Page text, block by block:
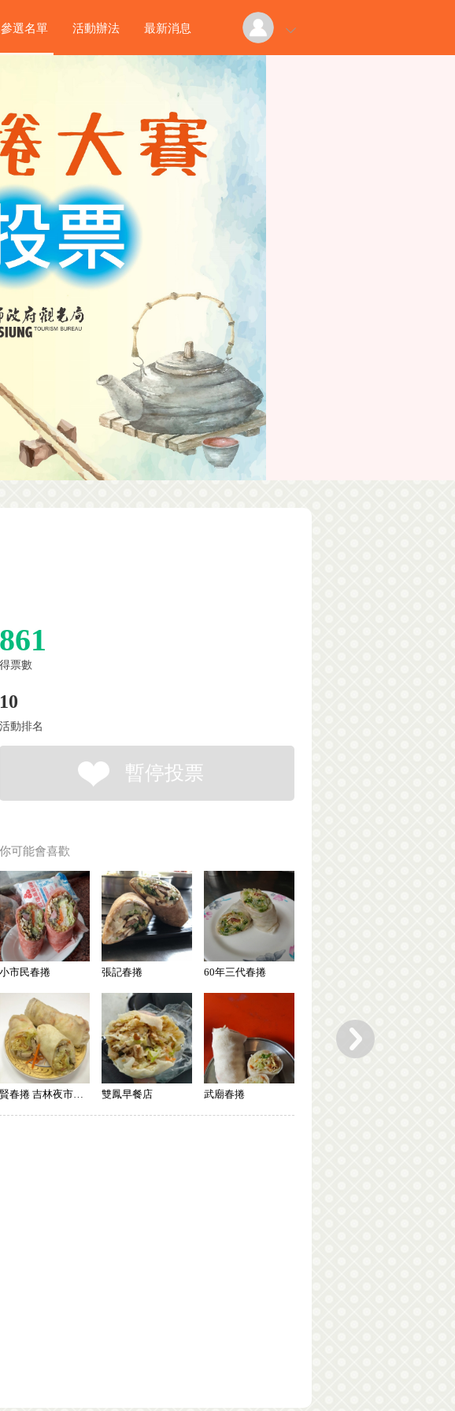
參選名單 活動辦法 最新消息
861
得票數
10
活動排名
暫停投票
你可能會喜歡
小市民春捲 張記春捲 60年三代春捲
賢春捲 吉林夜市總店 雙鳳早餐店 武廟春捲